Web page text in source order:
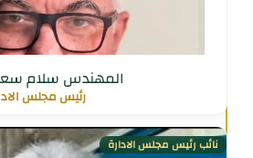
المهندس سلام
رئيس مجلس
نائب رئيس مجلس الادارة